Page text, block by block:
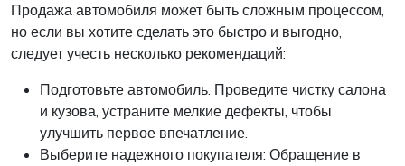
Продажа автомобиля может быть сложным процессом,
но если вы хотите сделать это быстро и выгодно,
следует учесть несколько рекомендаций:
Подготовьте автомобиль: Проведите чистку салона
и кузова, устраните мелкие дефекты, чтобы
улучшить первое впечатление.
Выберите надежного покупателя: Обращение в